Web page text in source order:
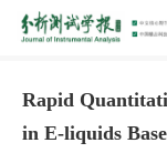
Rapid
in E-liquids